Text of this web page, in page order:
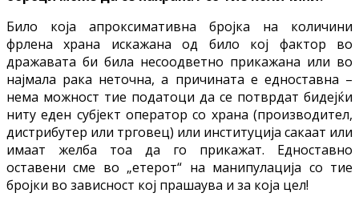
Било која апроксимативна бројка на количини
фрлена храна искажана од било кој фактор во
дражавата би била несоодветно прикажана или во
најмала рака неточна, а причината е едноставна –
нема можност тие податоци да се потврдат бидејќи
ниту еден субјект оператор со храна (производител,
дистрибутер или трговец) или институција сакаат или
имаат желба тоа да го прикажат. Едноставно
оставени сме во „етерот“ на манипулација со тие
бројки во зависност кој прашаува и за која цел!